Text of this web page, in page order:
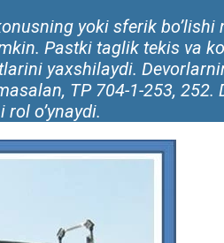
yoki sferik
Pastki taglik tekis va
yaxshilaydi.
TP 704-1-253,
o’ynaydi.